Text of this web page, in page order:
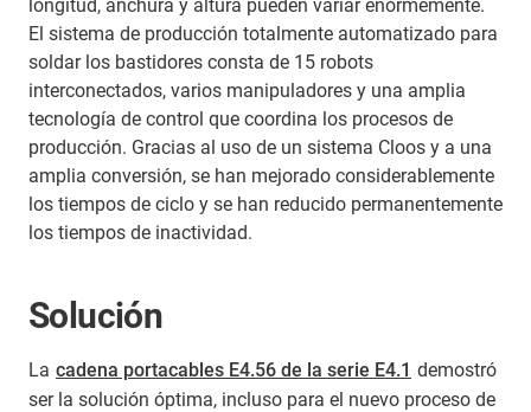
longitud, anchura y altura pueden variar enormemente.
El sistema de producción totalmente automatizado para
soldar los bastidores consta de 15 robots
interconectados, varios manipuladores y una amplia
tecnología de control que coordina los procesos de
producción. Gracias al uso de un sistema Cloos y a una
amplia conversión, se han mejorado considerablemente
los tiempos de ciclo y se han reducido permanentemente
los tiempos de inactividad.
Solución
La cadena portacables E4.56 de la serie E4.1 demostró
ser la solución óptima, incluso para el nuevo proceso de